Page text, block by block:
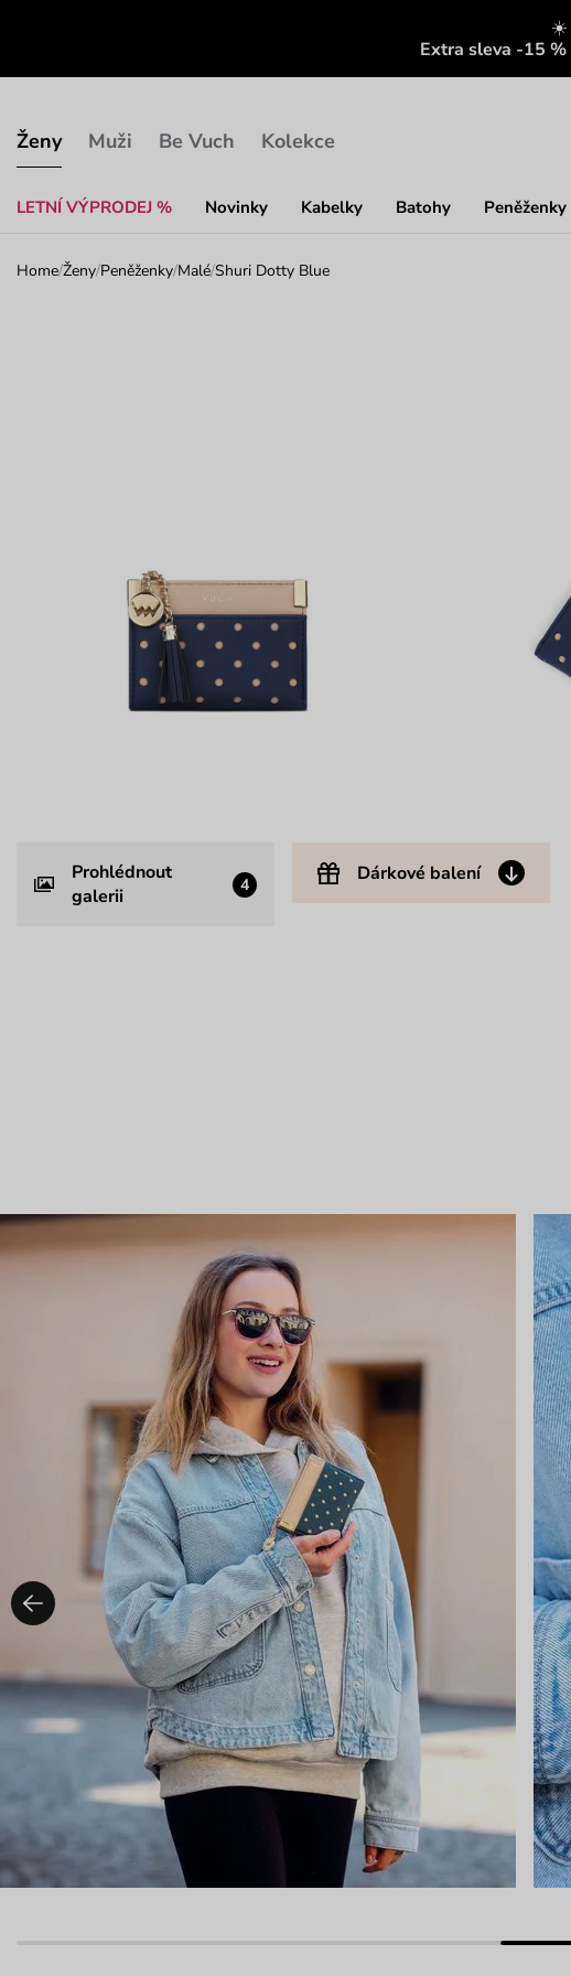
☀️
Extra sleva -15 %
Ženy
LETNÍ VÝPRODEJ % Novinky Kabelky Batohy Peněženky
Muži Be Vuch Kolekce
Home/Ženy/Peněženky/Malé/Shuri Dotty Blue
Prohlédnout
galerii
4 Dárkové balení